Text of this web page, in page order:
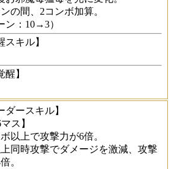
の間、2コンボ加算。
ン：10→3）
スキル】
醒】
ダースキル】
マス】
以上で攻撃力が6倍。
同時攻撃でダメージを激減、攻撃
。